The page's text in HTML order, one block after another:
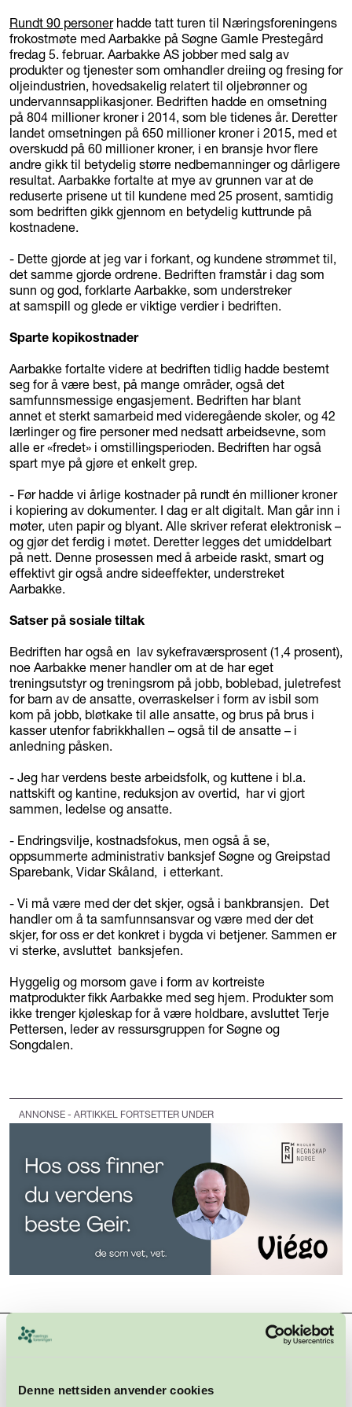
Denne nettsiden anvender cookies
Rundt 90 personerhadde tatt turen til Næringsforeningens
frokostmøte med Aarbakke på Søgne Gamle Prestegård
fredag 5. februar. Aarbakke AS jobber med salg av
produkter og tjenester som omhandler dreiing og fresing for
oljeindustrien, hovedsakelig relatert til oljebrønner og
undervannsapplikasjoner. Bedriften hadde en omsetning
på 804 millioner kroner i 2014, som ble tidenes år. Deretter
landet omsetningen på 650 millioner kroner i 2015, med et
overskudd på 60 millioner kroner, i en bransje hvor flere
andre gikk til betydelig større nedbemanninger og dårligere
resultat. Aarbakke fortalte at mye av grunnen var at de
reduserte prisene ut til kundene med 25 prosent, samtidig
som bedriften gikk gjennom en betydelig kuttrunde på
kostnadene.
- Dette gjorde at jeg var i forkant, og kundene strømmet til,
det samme gjorde ordrene. Bedriften framstår i dag som
sunn og god, forklarte Aarbakke, som understreker
at samspill og glede er viktige verdier i bedriften.
Sparte kopikostnader
Aarbakke fortalte videre at bedriften tidlig hadde bestemt
seg for å være best, på mange områder, også det
samfunnsmessige engasjement. Bedriften har blant
annet et sterkt samarbeid med videregående skoler, og 42
lærlinger og fire personer med nedsatt arbeidsevne, som
alle er «fredet» i omstillingsperioden. Bedriften har også
spart mye på gjøre et enkelt grep.
- Før hadde vi årlige kostnader på rundt én millioner kroner
i kopiering av dokumenter. I dag er alt digitalt. Man går inn i
møter, uten papir og blyant. Alle skriver referat elektronisk –
og gjør det ferdig i møtet. Deretter legges det umiddelbart
på nett. Denne prosessen med å arbeide raskt, smart og
effektivt gir også andre sideeffekter, understreket
Aarbakke.
Satser på sosiale tiltak
Bedriften har også en lav sykefraværsprosent (1,4 prosent),
noe Aarbakke mener handler om at de har eget
treningsutstyr og treningsrom på jobb, boblebad, juletrefest
for barn av de ansatte, overraskelser i form av isbil som
kom på jobb, bløtkake til alle ansatte, og brus på brus i
kasser utenfor fabrikkhallen – også til de ansatte – i
anledning påsken.
- Jeg har verdens beste arbeidsfolk, og kuttene i bl.a.
nattskift og kantine, reduksjon av overtid, har vi gjort
sammen, ledelse og ansatte.
- Endringsvilje, kostnadsfokus, men også å se,
oppsummerte administrativ banksjef Søgne og Greipstad
Sparebank, Vidar Skåland, i etterkant.
- Vi må være med der det skjer, også i bankbransjen. Det
handler om å ta samfunnsansvar og være med der det
skjer, for oss er det konkret i bygda vi betjener. Sammen er
vi sterke, avsluttet banksjefen.
Hyggelig og morsom gave i form av kortreiste
matprodukter fikk Aarbakke med seg hjem. Produkter som
ikke trenger kjøleskap for å være holdbare, avsluttet Terje
Pettersen, leder av ressursgruppen for Søgne og
Songdalen.
ANNONSE - ARTIKKEL FORTSETTER UNDER
Hovedsamarbeidspartnere